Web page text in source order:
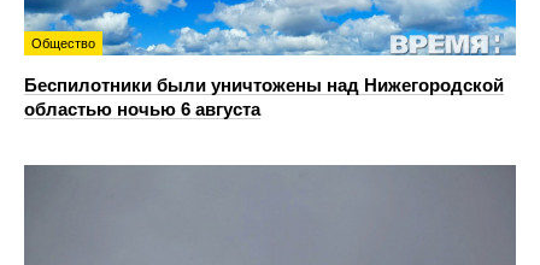
Общество
Беспилотники были уничтожены над Нижегородской
областью ночью 6 августа